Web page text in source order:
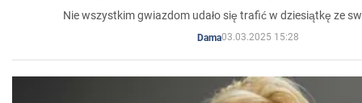
Nie wszystkim gwiazdom udało się trafić w dziesiątkę ze
Dama03.03.2025 15:28